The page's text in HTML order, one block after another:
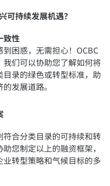
可持续发展机遇？
致性
困惑，无需担心！OCBC
们可以协助您了解如何将
录的绿色或转型标准，助
发展道路。
合分类目录的可持续和转
您制定以上的融资框架，
转型策略和气候目标的多